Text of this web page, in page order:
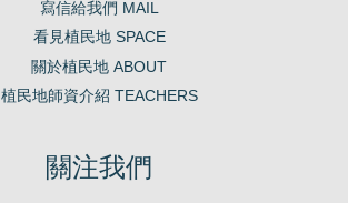
寫信給我們 MAIL
看見植民地 SPACE
關於植民地 ABOUT
植民地師資介紹 TEACHERS
關注我們